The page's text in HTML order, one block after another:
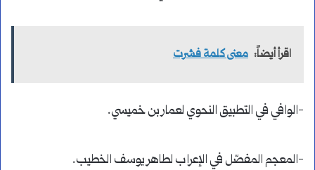
اقرأ أيضاً: معنى كلمة فشرت
-الوافي في التطبيق النحوي لعمار بن خميسي.
-المعجم المفصّل في الإعراب لطاهر يوسف الخطيب.